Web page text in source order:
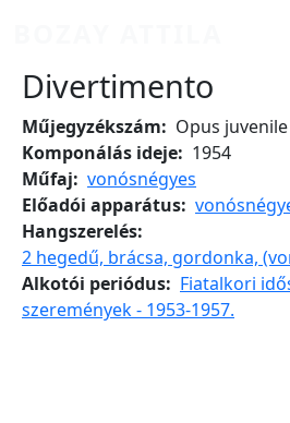
Divertimento
Műjegyzékszám
Opus juvenile
Komponálás ideje
1954
Műfaj
vonósnégyes
Előadói apparátus
Hangszerelés
2 hegedű, brácsa, gordonka,
Alkotói periódus
Fiatalkori
szeremények - 1953-1957.